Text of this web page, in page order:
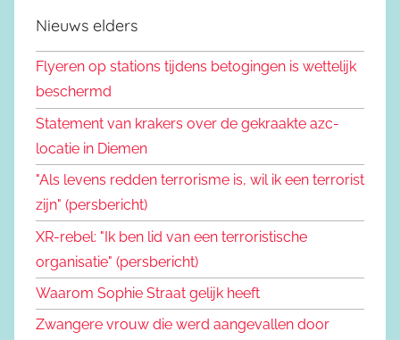
Nieuws elders
Flyeren op stations tijdens betogingen is wettelijk
beschermd
Statement van krakers over de gekraakte azc-
locatie in Diemen
"Als levens redden terrorisme is, wil ik een terrorist
zijn" (persbericht)
XR-rebel: "Ik ben lid van een terroristische
organisatie" (persbericht)
Waarom Sophie Straat gelijk heeft
Zwangere vrouw die werd aangevallen door